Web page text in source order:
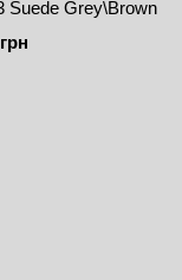
Suede Grey\Brown